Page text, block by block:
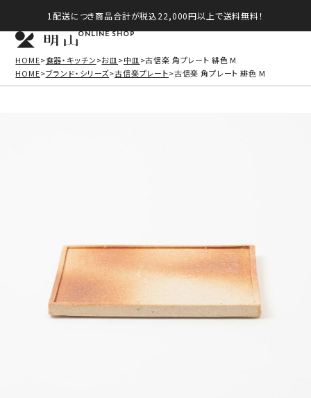
1配送につき商品合計が税込22,000円以上で送料無料！
ONLINE SHOP
HOME 食器・キッチン お皿 中皿
古信楽 角プレート 緋色 M
HOME ブランド・シリーズ 古信楽プレート 古信楽 角プレート 緋色 M